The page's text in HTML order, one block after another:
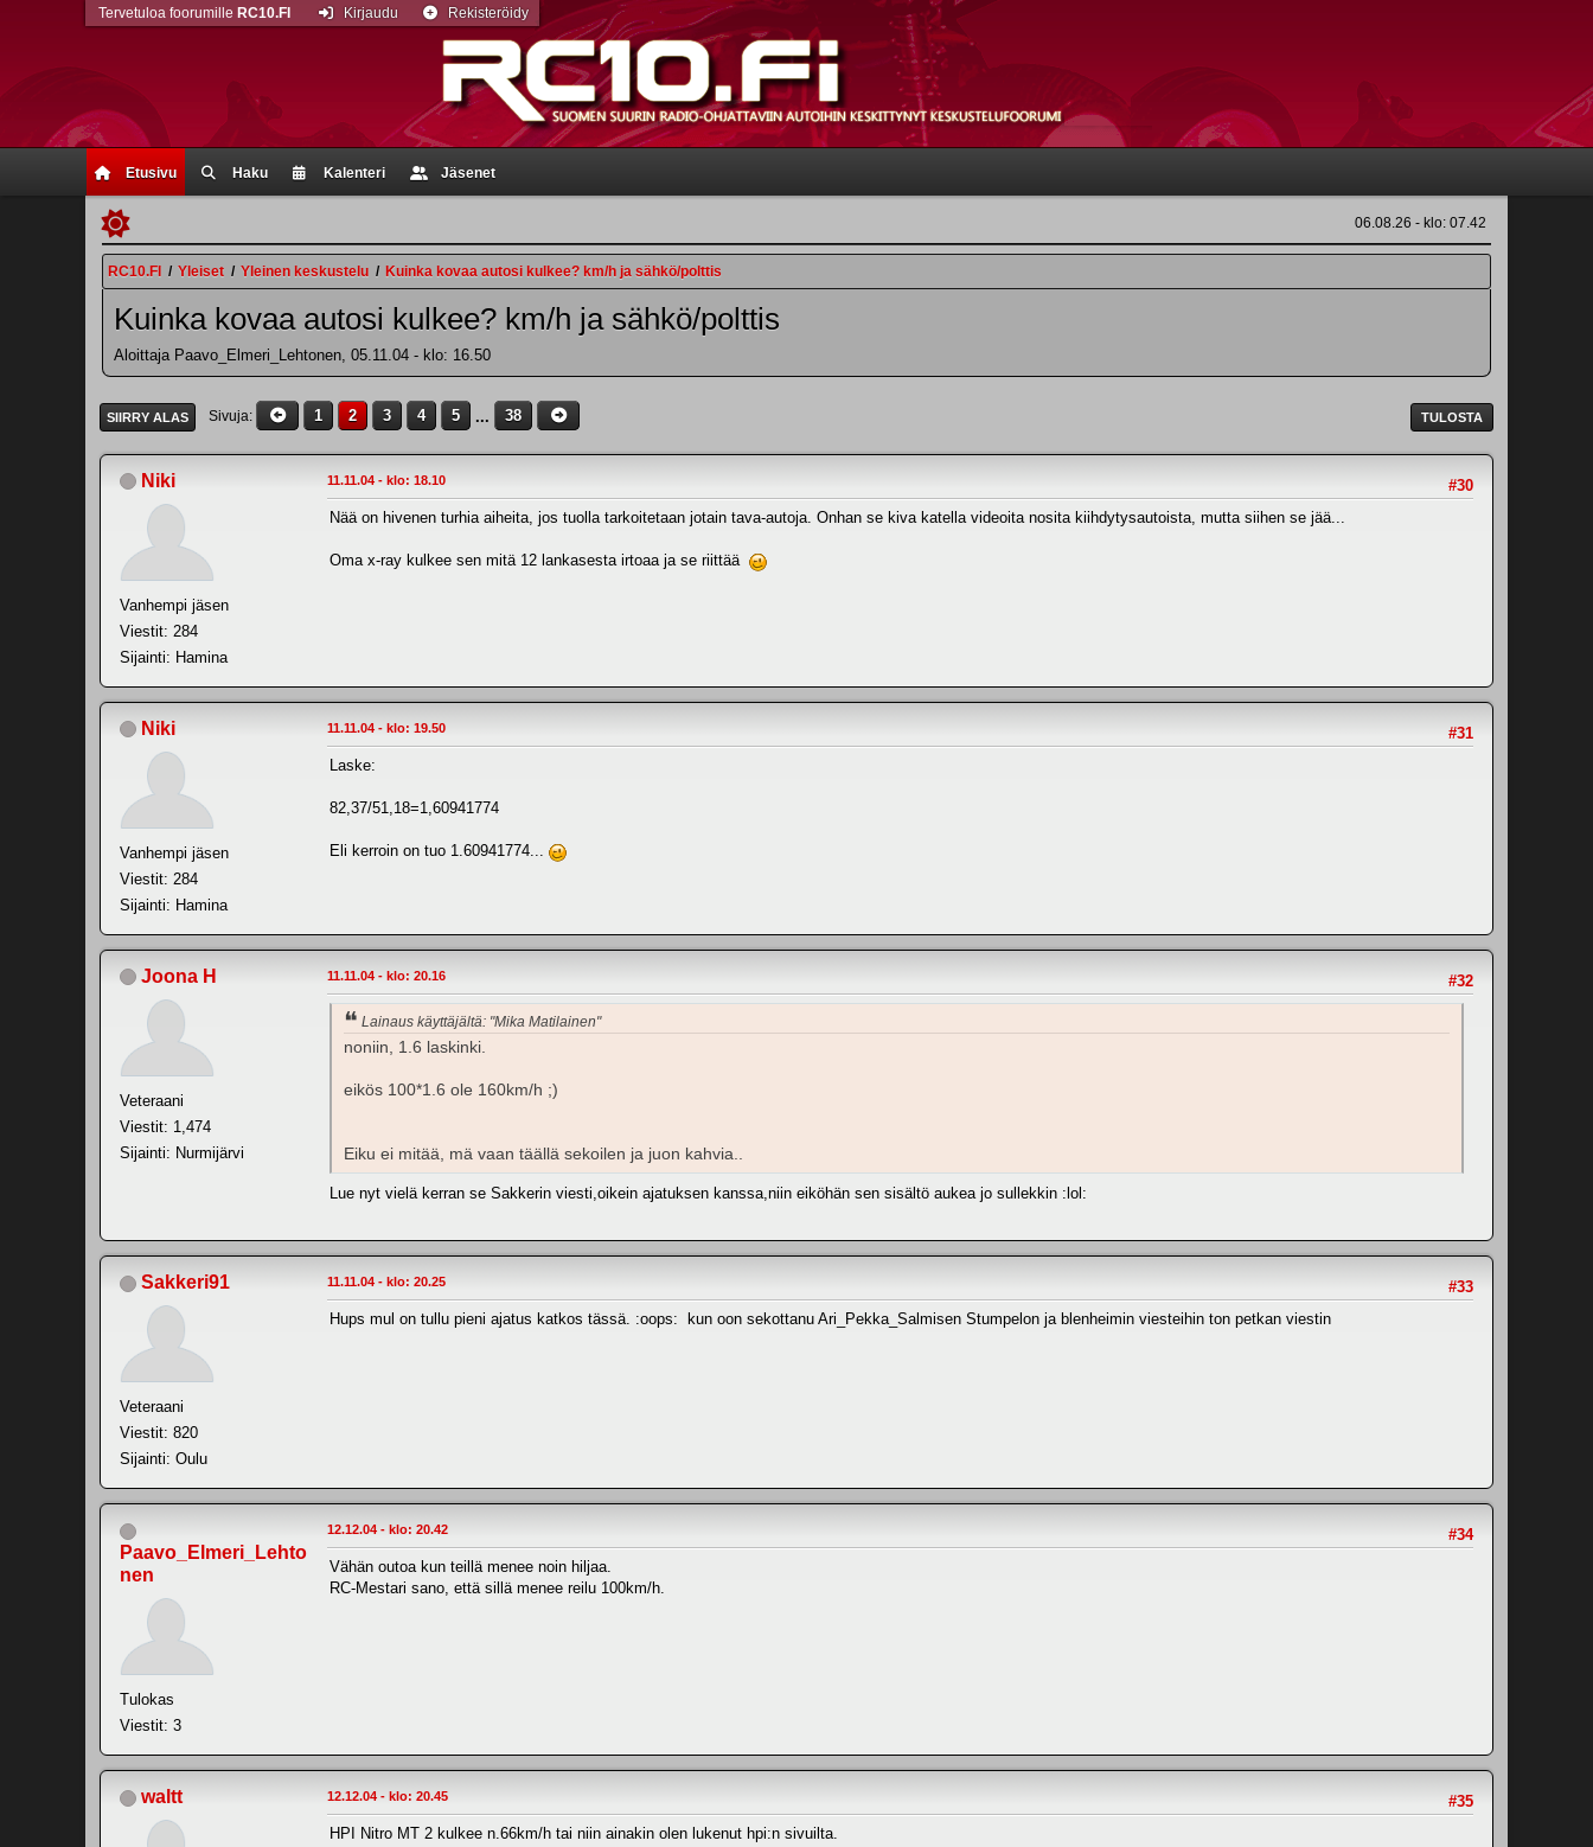
Etusivu Haku Kalenteri Jäsenet
Tervetuloa foorumille RC10.FI Kirjaudu Rekisteröidy
06.08.26 - klo: 07.42
RC10.FI / Yleiset / Yleinen keskustelu / Kuinka kovaa autosi kulkee? km/h ja sähkö/polttis
Kuinka kovaa autosi kulkee? km/h ja sähkö/polttis
Aloittaja Paavo_Elmeri_Lehtonen, 05.11.04 - klo: 16.50
TULOSTA
SIIRRY ALAS Sivuja 1 2 3 4 5 ... 38
Niki
Vanhempi jäsen
Viestit: 284
Sijainti: Hamina
#30
11.11.04 - klo: 18.10
Nää on hivenen turhia aiheita, jos tuolla tarkoitetaan jotain tava-autoja. Onhan se kiva katella videoita nosita kiihdytysautoista, mutta siihen se jää...
Oma x-ray kulkee sen mitä 12 lankasesta irtoaa ja se riittää
Niki
Vanhempi jäsen
Viestit: 284
Sijainti: Hamina
#31
11.11.04 - klo: 19.50
Laske:
82,37/51,18=1,60941774
Eli kerroin on tuo 1.60941774...
Joona H
Veteraani
Viestit: 1,474
Sijainti: Nurmijärvi
#32
11.11.04 - klo: 20.16
Lainaus käyttäjältä: "Mika Matilainen"
noniin, 1.6 laskinki.
eikös 100*1.6 ole 160km/h ;)
Eiku ei mitää, mä vaan täällä sekoilen ja juon kahvia..
Lue nyt vielä kerran se Sakkerin viesti,oikein ajatuksen kanssa,niin eiköhän sen sisältö aukea jo sullekkin :lol:
Sakkeri91
Veteraani
Viestit: 820
Sijainti: Oulu
#33
11.11.04 - klo: 20.25
Hups mul on tullu pieni ajatus katkos tässä. :oops: kun oon sekottanu Ari_Pekka_Salmisen Stumpelon ja blenheimin viesteihin ton petkan viestin
Paavo_Elmeri_Lehto
nen
Tulokas
Viestit: 3
#34
12.12.04 - klo: 20.42
Vähän outoa kun teillä menee noin hiljaa.
RC-Mestari sano, että sillä menee reilu 100km/h.
waltt #35
12.12.04 - klo: 20.45
HPI Nitro MT 2 kulkee n.66km/h tai niin ainakin olen lukenut hpi:n sivuilta.